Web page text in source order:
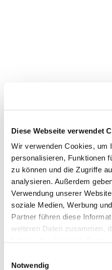
Diese Webseite verwendet
Wir verwenden Cookies, um
personalisieren, Funktionen
zu können und die Zugriffe
analysieren. Außerdem
Verwendung unserer
soziale Medien, Werbung
Partner führen diese
weiteren Daten zusammen,
Notwendig
Dies